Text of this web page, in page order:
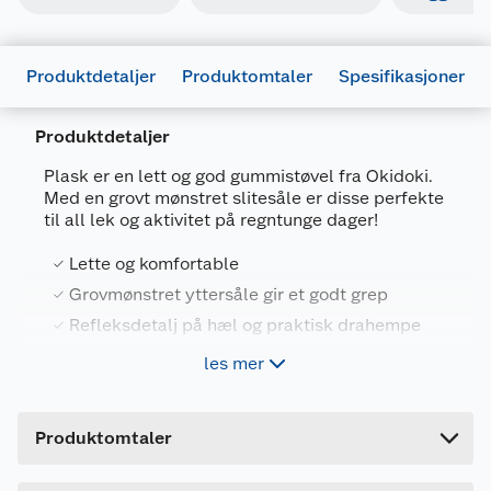
Produktdetaljer Produktomtaler Spesifikasjoner
Produktdetaljer
Plask er en lett og god gummistøvel fra Okidoki.
Med en grovt mønstret slitesåle er disse perfekte
til all lek og aktivitet på regntunge dager!
Lette og komfortable
Grovmønstret yttersåle gir et godt grep
Refleksdetalj på hæl og praktisk drahempe
Tynt fôr i tekstil og uttakbar innersåle
slitesterk gummi som tåler mye. Innsiden er fôret
les mer
Produktomtaler
Artikkelnummer
7025180727724
Leverandørens artikkelnummer
606636
Størrelse
Farge